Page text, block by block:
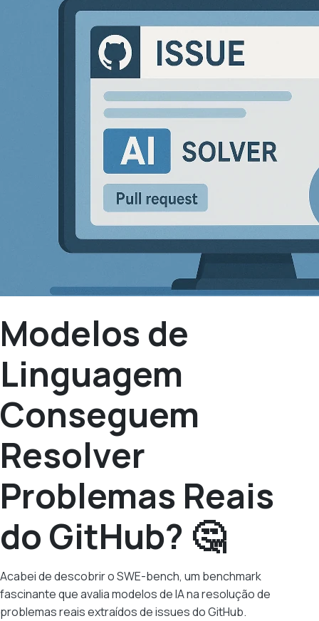
Modelos de
Linguagem
Conseguem
Resolver
Problemas Reais
do GitHub? 🤔
Acabei de descobrir oSWE-bench, um benchmark
fascinante que avalia modelos de IA na resolução de
problemas reais extraídos de issues do GitHub.